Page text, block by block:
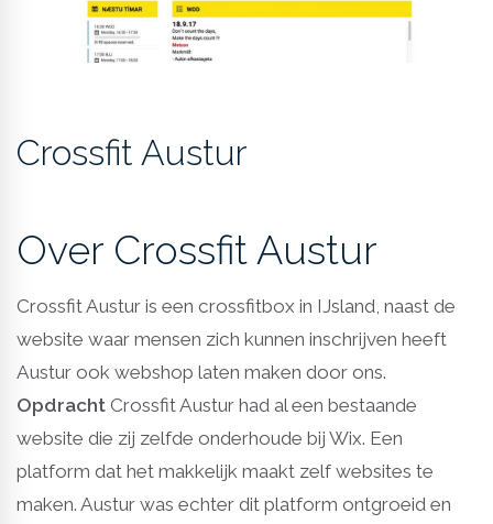
Crossfit Austur
Over Crossfit Austur
Crossfit Austur is een crossfitbox in IJsland, naast de
website waar mensen zich kunnen inschrijven heeft
Austur ook webshop laten maken door ons.
Opdracht Crossfit Austur had al een bestaande
website die zij zelfde onderhoude bij Wix. Een
platform dat het makkelijk maakt zelf websites te
maken. Austur was echter dit platform ontgroeid en